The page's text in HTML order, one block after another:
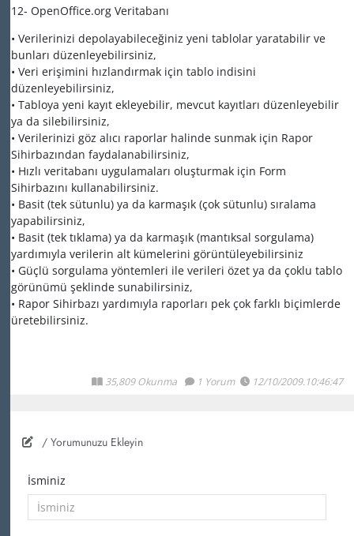
12- OpenOffice.org Veritabanı
• Verilerinizi depolayabileceğiniz yeni tablolar yaratabilir ve
bunları düzenleyebilirsiniz,
• Veri erişimini hızlandırmak için tablo indisini
düzenleyebilirsiniz,
• Tabloya yeni kayıt ekleyebilir, mevcut kayıtları düzenleyebilir
ya da silebilirsiniz,
• Verilerinizi göz alıcı raporlar halinde sunmak için Rapor
Sihirbazından faydalanabilirsiniz,
• Hızlı veritabanı uygulamaları oluşturmak için Form
Sihirbazını kullanabilirsiniz.
• Basit (tek sütunlu) ya da karmaşık (çok sütunlu) sıralama
yapabilirsiniz,
• Basit (tek tıklama) ya da karmaşık (mantıksal sorgulama)
yardımıyla verilerin alt kümelerini görüntüleyebilirsiniz
• Güçlü sorgulama yöntemleri ile verileri özet ya da çoklu tablo
görünümü şeklinde sunabilirsiniz,
• Rapor Sihirbazı yardımıyla raporları pek çok farklı biçimlerde
üretebilirsiniz.
35,809 Okunma 1 Yorum 12/10/2009.10:46:47
/ Yorumunuzu Ekleyin
İsminiz